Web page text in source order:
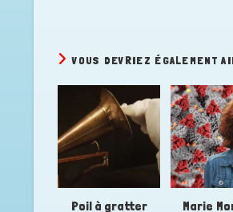
VOUS DEVRIEZ ÉGALEMENT
Poil à gratter Marie